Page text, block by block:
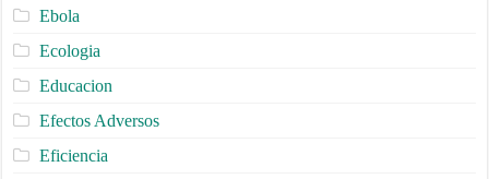
Ebola
Ecologia
Educacion
Efectos Adversos
Eficiencia